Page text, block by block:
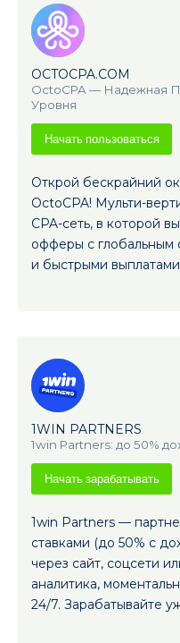
OCTOCPA.COM
OctoCPA — Надежная
Уровня
Начать пользоваться
Открой бескрайний
OctoCPA! Мульти-
CPA-сеть, в которой
офферы с глобальным
и быстрыми
1WIN PARTNERS
1win Partners: до 50%
Начать зарабатывать
1win Partners —
ставками (до 50% с
через сайт, соцсети
аналитика,
24/7. Зарабатывайте